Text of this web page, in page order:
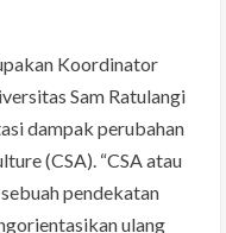
Koordinator
Sam Ratulangi
dampak perubahan
(CSA). “CSA atau
pendekatan
ulang